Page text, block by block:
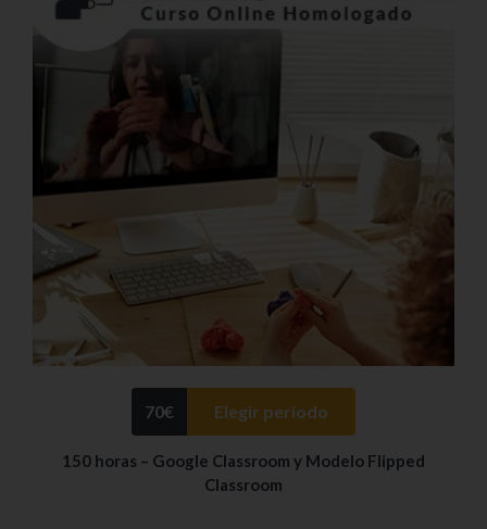
70€ Elegir periodo
150 horas – Google Classroom y Modelo Flipped
Classroom